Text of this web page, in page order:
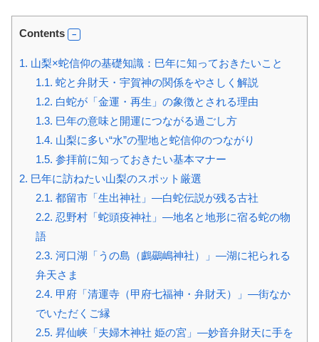
Contents
1. 山梨×蛇信仰の基礎知識：巳年に知っておきたいこと
1.1. 蛇と弁財天・宇賀神の関係をやさしく解説
1.2. 白蛇が「金運・再生」の象徴とされる理由
1.3. 巳年の意味と開運につながる過ごし方
1.4. 山梨に多い“水”の聖地と蛇信仰のつながり
1.5. 参拝前に知っておきたい基本マナー
2. 巳年に訪ねたい山梨のスポット厳選
2.1. 都留市「生出神社」—白蛇伝説が残る古社
2.2. 忍野村「蛇頭疫神社」—地名と地形に宿る蛇の物
語
2.3. 河口湖「うの島（鸕鷀嶋神社）」—湖に祀られる
弁天さま
2.4. 甲府「清運寺（甲府七福神・弁財天）」—街なか
でいただくご縁
2.5. 昇仙峡「夫婦木神社 姫の宮」—妙音弁財天に手を